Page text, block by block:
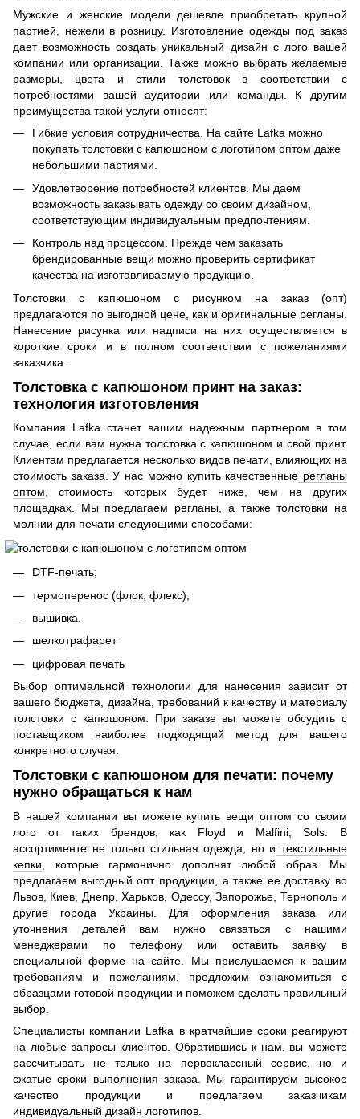
Мужские и женские модели дешевле приобретать крупной
партией, нежели в розницу. Изготовление одежды под заказ
дает возможность создать уникальный дизайн с лого вашей
компании или организации. Также можно выбрать желаемые
размеры, цвета и стили толстовок в соответствии с
потребностями вашей аудитории или команды. К другим
преимущества такой услуги относят:
Гибкие условия сотрудничества. На сайте Lafka можно
покупать толстовки с капюшоном с логотипом оптом даже
небольшими партиями.
Удовлетворение потребностей клиентов. Мы даем
возможность заказывать одежду со своим дизайном,
соответствующим индивидуальным предпочтениям.
Контроль над процессом. Прежде чем заказать
брендированные вещи можно проверить сертификат
качества на изготавливаемую продукцию.
Толстовки с капюшоном с рисунком на заказ (опт)
предлагаются по выгодной цене, как и оригинальные регланы
Нанесение рисунка или надписи на них осуществляется в
короткие сроки и в полном соответствии с пожеланиями
заказчика.
Толстовка с капюшоном принт на заказ:
технология изготовления
Компания Lafka станет вашим надежным партнером в том
случае, если вам нужна толстовка с капюшоном и свой принт.
Клиентам предлагается несколько видов печати, влияющих на
стоимость заказа. У нас можно купить качественные регланы
оптом , стоимость которых будет ниже, чем на других
площадках. Мы предлагаем регланы, а также толстовки на
молнии для печати следующими способами:
DTF-печать;
термоперенос (флок, флекс);
вышивка.
шелкотрафарет
цифровая печать
Выбор оптимальной технологии для нанесения зависит от
вашего бюджета, дизайна, требований к качеству и материалу
толстовки с капюшоном. При заказе вы можете обсудить с
поставщиком наиболее подходящий метод для вашего
конкретного случая.
Толстовки с капюшоном для печати: почему
нужно обращаться к нам
В нашей компании вы можете купить вещи оптом со своим
лого от таких брендов, как Floyd и Malfini, Sols. В
ассортименте не только стильная одежда, но и текстильные
кепки , которые гармонично дополнят любой образ. Мы
предлагаем выгодный опт продукции, а также ее доставку во
Львов, Киев, Днепр, Харьков, Одессу, Запорожье, Тернополь и
другие города Украины. Для оформления заказа или
уточнения деталей вам нужно связаться с нашими
менеджерами по телефону или оставить заявку в
специальной форме на сайте. Мы прислушаемся к вашим
требованиям и пожеланиям, предложим ознакомиться с
образцами готовой продукции и поможем сделать правильный
выбор.
Специалисты компании Lafka в кратчайшие сроки реагируют
на любые запросы клиентов. Обратившись к нам, вы можете
рассчитывать не только на первоклассный сервис, но и
сжатые сроки выполнения заказа. Мы гарантируем высокое
качество продукции и предлагаем заказчикам
индивидуальный дизайн логотипов.